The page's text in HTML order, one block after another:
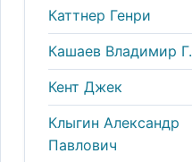
Каттнер Генри
Кашаев Владимир Г.
Кент Джек
Клыгин Александр
Павлович